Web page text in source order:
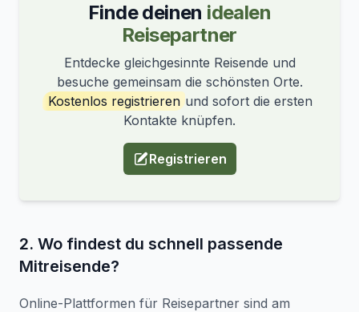
Finde deinen idealen
Reisepartner
Entdecke gleichgesinnte Reisende und
besuche gemeinsam die schönsten Orte.
Kostenlos registrieren und sofort die ersten
Kontakte knüpfen.
Registrieren
2. Wo findest du schnell passende
Mitreisende?
Online-Plattformen für Reisepartner sind am